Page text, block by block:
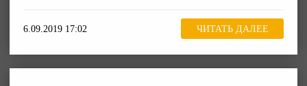
6.09.2019 17:02 ЧИТАТЬ ДАЛЕЕ